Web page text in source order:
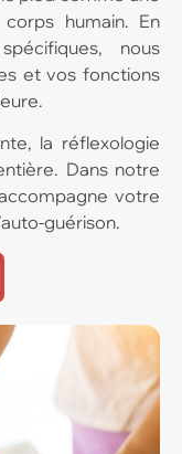
humain. En
nous
et vos fonctions
la réflexologie
Dans notre
votre
guérison.